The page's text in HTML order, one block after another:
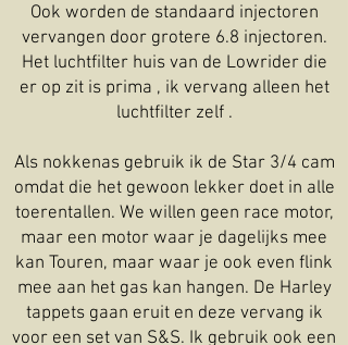
Ook worden de standaard injectoren
vervangen door grotere 6.8 injectoren.
Het luchtfilter huis van de Lowrider die
er op zit is prima , ik vervang alleen het
luchtfilter zelf .
Als nokkenas gebruik ik de Star 3/4 cam
omdat die het gewoon lekker doet in alle
toerentallen. We willen geen race motor,
maar een motor waar je dagelijks mee
kan Touren, maar waar je ook even flink
mee aan het gas kan hangen. De Harley
tappets gaan eruit en deze vervang ik
voor een set van S&S. Ik gebruik ook een